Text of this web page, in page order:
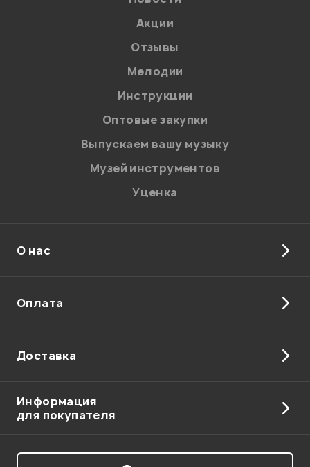
на обработку персональных данных в
Политикой в отношении обработки
персональных данных.
Введите проверочное число:
Отправить
Акции
Отзывы
Мелодии
Инструкции
Оптовые закупки
Выпускаем вашу музыку
Музей инструментов
Уценка
О нас
Оплата
Доставка
Информация
для покупателя